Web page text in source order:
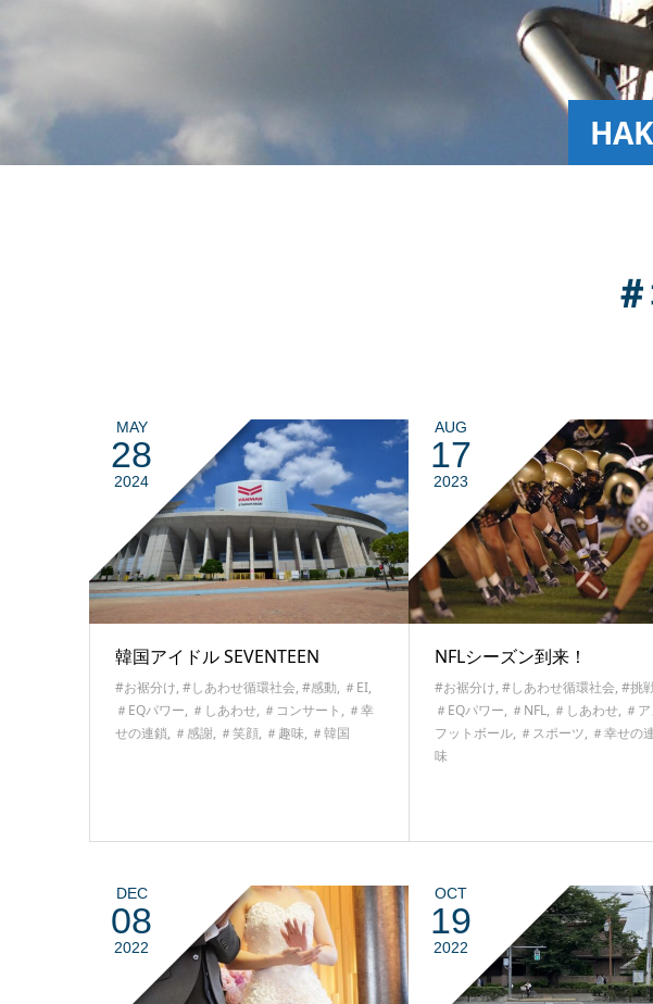
MAY
28
2024
韓国アイドル SEVENTEEN
#お裾分け, #しあわせ循環社会, #感動, ＃EI,
＃EQパワー, ＃しあわせ, ＃コンサート , ＃幸
せの連鎖, ＃感謝, ＃笑顔, ＃趣味, ＃韓国
AUG
17
2023
NFLシーズン到来！
#お裾分け, #しあわせ循環社会, #挑
＃EQパワー, ＃NFL, ＃しあわせ, ＃
フットボール, ＃スポーツ, ＃幸せの
味
DEC
08
2022
OCT
19
2022